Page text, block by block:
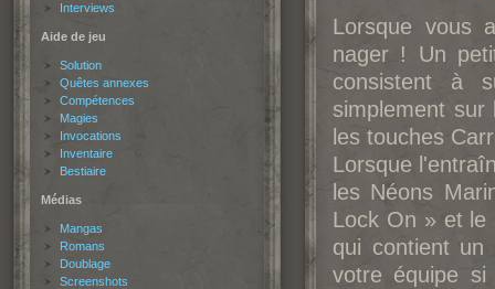
Interviews
Aide de jeu
Solution
Quêtes annexes
Compétences
Magies
Invocations
Inventaire
Bestiaire
Médias
Mangas
Romans
Doublage
Screenshots
Lorsque vous
nager ! Un
consistent à
simplement
les touches
Lorsque
les Néons
Lock On » et le
qui contient un
votre équipe si